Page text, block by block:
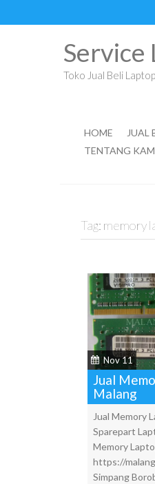
Service
Toko Jual Beli
HOME JUAL
TENTANG
Tag: memory
Nov 11
Jual
Malang
Jual Memory
Sparepart
Memory
https://
Simpang